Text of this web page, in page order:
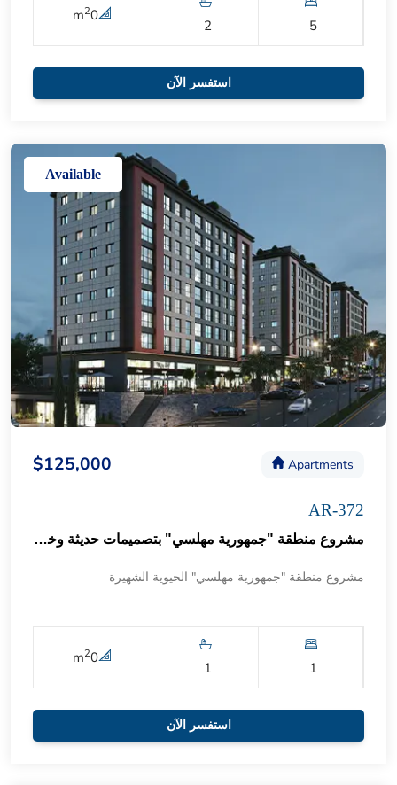
5
2
0
m2
استفسر الآن
Available
Apartments
$125,000
AR-372
مشروع منطقة "جمهورية مهلسي" بتصميمات حديثة وخدمات راقية 55
مشروع منطقة "جمهورية مهلسي" الحيوية الشهيرة
1
1
0
m2
استفسر الآن